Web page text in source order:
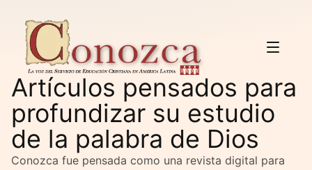
Artículos pensados para
profundizar su estudio
de la palabra de Dios
Conozca fue pensada como una revista digital para